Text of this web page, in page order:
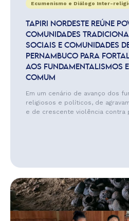
Ecumenismo e Diálogo Inter-
TAPIRI NORDESTE REÚNE
COMUNIDADES
SOCIAIS E COMUNIDADES
PERNAMBUCO PARA
AOS FUNDAMENTALISMOS
COMUM
Em um cenário de avanço dos
religiosos e políticos, de
e de crescente violência contra